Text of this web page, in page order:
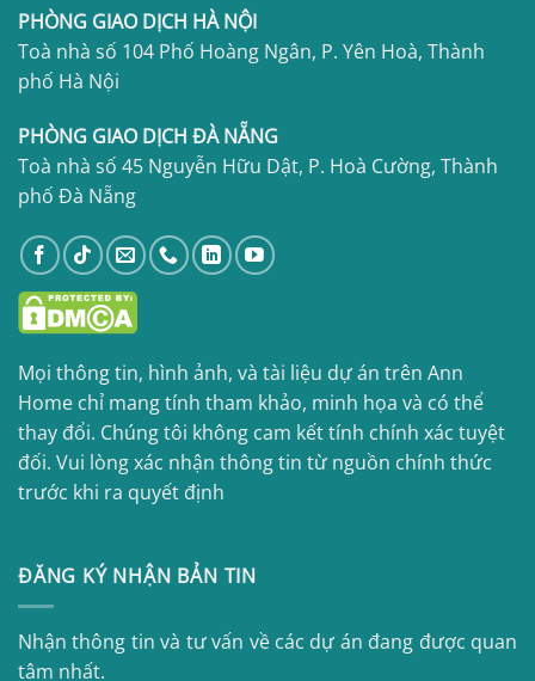
PHÒNG GIAO DỊCH HÀ NỘI
Toà nhà số 104 Phố Hoàng Ngân, P. Yên Hoà, Thành
phố Hà Nội
PHÒNG GIAO DỊCH ĐÀ NẴNG
Toà nhà số 45 Nguyễn Hữu Dật, P. Hoà Cường, Thành
phố Đà Nẵng
Mọi thông tin, hình ảnh, và tài liệu dự án trên Ann
Home chỉ mang tính tham khảo, minh họa và có thể
thay đổi. Chúng tôi không cam kết tính chính xác tuyệt
đối. Vui lòng xác nhận thông tin từ nguồn chính thức
trước khi ra quyết định
ĐĂNG KÝ NHẬN BẢN TIN
Nhận thông tin và tư vấn về các dự án đang được quan
tâm nhất.